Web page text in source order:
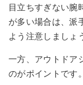
目立ちすぎない腕
が多い場合は、派
よう注意しましょ
一方、アウトドア
のがポイントです。